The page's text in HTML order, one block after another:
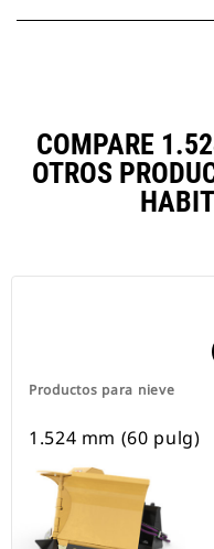
COMPARE
OTROS
Productos para nieve
1.524 mm (60 pulg)